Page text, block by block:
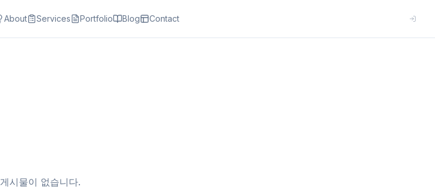
About Services Portfolio Blog Contact
게시물이 없습니다.